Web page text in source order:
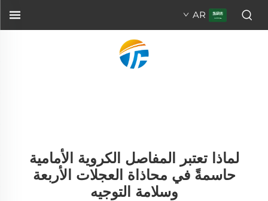
AR
لماذا تعتبر المفاصل الكروية الأمامية
حاسمةً في محاذاة العجلات الأربعة
وسلامة التوجيه